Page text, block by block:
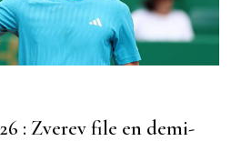
: Zverev file en demi-